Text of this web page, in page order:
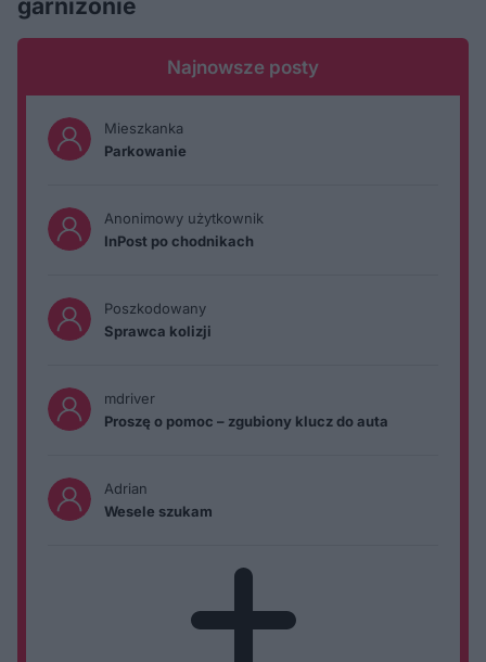
garnizonie
Najnowsze posty
Mieszkanka
Parkowanie
Anonimowy użytkownik
InPost po chodnikach
Poszkodowany
Sprawca kolizji
mdriver
Proszę o pomoc – zgubiony klucz do auta
Adrian
Wesele szukam